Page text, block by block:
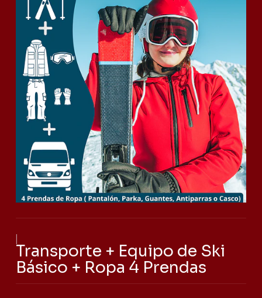
Transporte + Equipo de Ski
Básico + Ropa 4 Prendas